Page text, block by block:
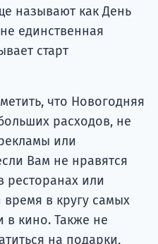
называют как День
единственная
старт
что Новогодняя
расходов, не
или
Вам не нравятся
или
в кругу самых
в кино. Также не
на подарки,